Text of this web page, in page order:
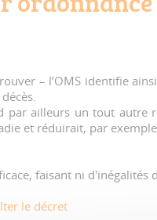
– l’OMS identifie
par ailleurs un tout autre
et réduirait, par
faisant ni d'inégalités
le décret